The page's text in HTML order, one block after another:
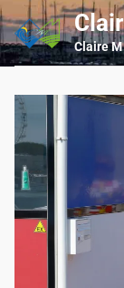
Skip
to
content
Claire